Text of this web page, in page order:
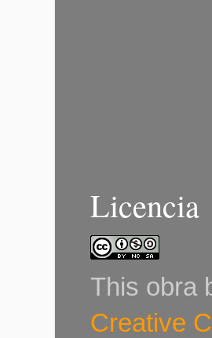
Licencia
This obra
Creative